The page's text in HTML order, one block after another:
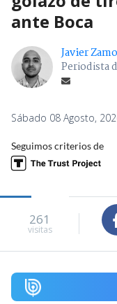
ante Boca
Javier
Periodista
Sábado 08 Agosto,
Seguimos criterios de
261
visitas